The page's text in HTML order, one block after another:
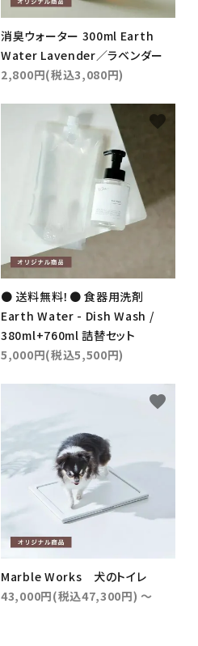
消臭ウォーター 300ml Earth
Water Lavender／ラベンダー
2,800円(税込3,080円)
● 送料無料！● 食器用洗剤
Earth Water - Dish Wash /
380ml+760ml 詰替セット
5,000円(税込5,500円)
favorite
Marble Works 犬のトイレ
43,000円(税込47,300円) ～
favorite
キーワード
カテゴリー